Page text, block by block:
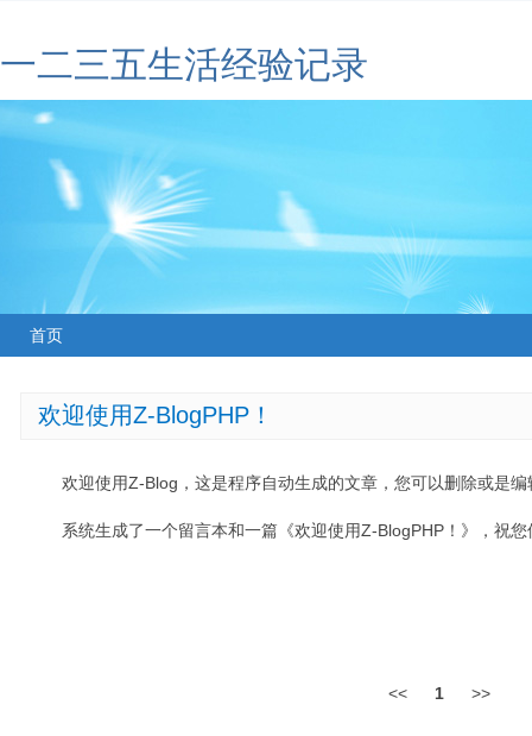
一二三五生活经验记录
首页
欢迎使用Z-BlogPHP！
欢迎使用Z-Blog，这是程序自动生成的文章，您可以删除或是编
系统生成了一个留言本和一篇《欢迎使用Z-BlogPHP！》，祝
<< 1 >>